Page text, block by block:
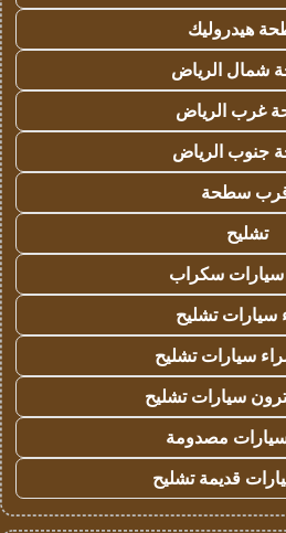
هيدروليك
شمال الرياض
غرب الرياض
جنوب الرياض
سطحة
تشليح
سكراب
سيارات تشليح
سيارات تشليح
سيارات تشليح
مصدومة
قديمة تشليح